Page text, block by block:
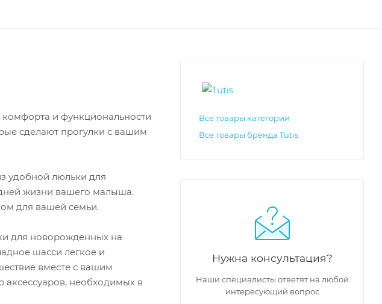
комфорта и функциональности
сделают прогулки с вашим
удобной люльки для
жизни вашего малыша.
для вашей семьи.
для новорожденных на
шасси легкое и
вместе с вашим
необходимых в
Все товары категории
Все товары бренда Tutis
Нужна консультация?
Наши специалисты ответят на любой
интересующий вопрос